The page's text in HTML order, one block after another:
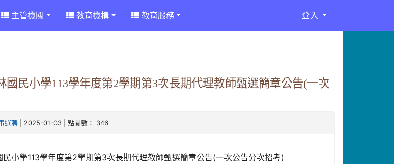
主管機關 教育機構 教育服務 登入
國民小學113學年度第2學期第3次長期代理教師甄選簡章公告(一次
選聘 | 2025-01-03 | 點閱數： 346
小學113學年度第2學期第3次長期代理教師甄選簡章公告(一次公告分次招考)